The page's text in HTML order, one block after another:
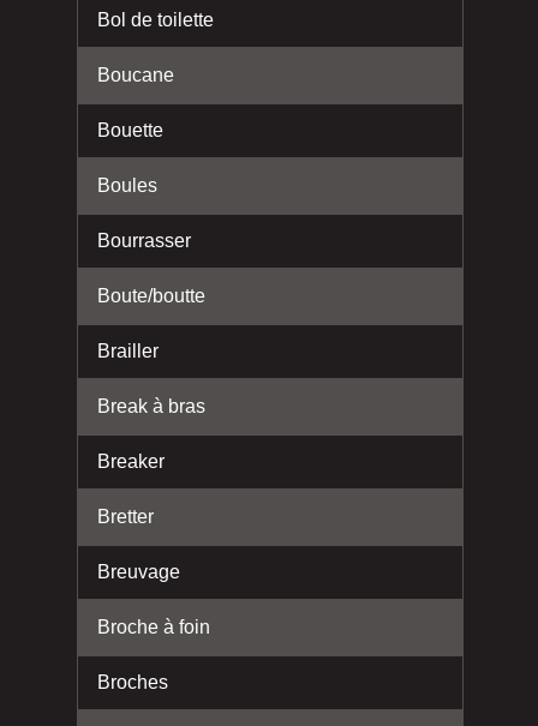
Bol de toilette
Boucane
Bouette
Boules
Bourrasser
Boute/boutte
Brailler
Break à bras
Breaker
Bretter
Breuvage
Broche à foin
Broches